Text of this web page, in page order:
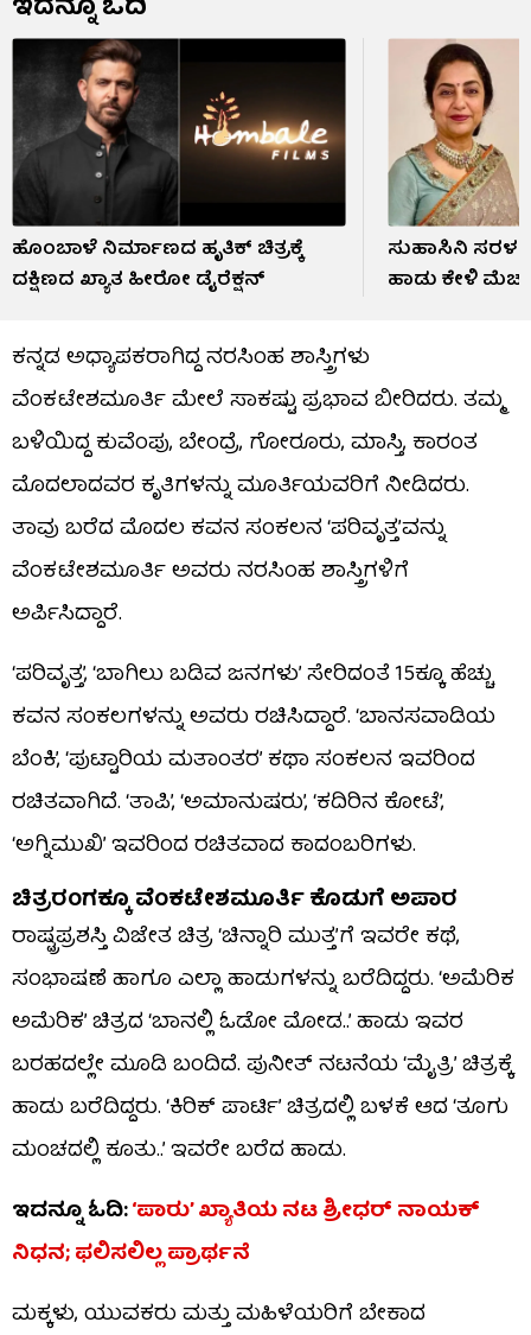
ಹೊಂಬಾಳೆ ನಿರ್ಮಾಣದ ಹೃತಿಕ್ ಚಿತ್ರಕ್ಕೆ
ದಕ್ಷಿಣದ ಖ್ಯಾತ ಹೀರೋ ಡೈರೆಕ್ಷನ್
ಸುಹಾಸಿನಿ
ಹಾಡು ಕೇಳಿ
ಕನ್ನಡ ಅಧ್ಯಾಪಕರಾಗಿದ್ದ ನರಸಿಂಹ ಶಾಸ್ತ್ರಿಗಳು
ವೆಂಕಟೇಶಮೂರ್ತಿ ಮೇಲೆ ಸಾಕಷ್ಟು ಪ್ರಭಾವ ಬೀರಿದರು. ತಮ್ಮ
ಬಳಿಯಿದ್ದ ಕುವೆಂಪು, ಬೇಂದ್ರೆ, ಗೋರೂರು, ಮಾಸ್ತಿ, ಕಾರಂತ
ಮೊದಲಾದವರ ಕೃತಿಗಳನ್ನು ಮೂರ್ತಿಯವರಿಗೆ ನೀಡಿದರು.
ತಾವು ಬರೆದ ಮೊದಲ ಕವನ ಸಂಕಲನ ‘ಪರಿವೃತ್ತ’ವನ್ನು
ವೆಂಕಟೇಶಮೂರ್ತಿ ಅವರು ನರಸಿಂಹ ಶಾಸ್ತ್ರಿಗಳಿಗೆ
ಅರ್ಪಿಸಿದ್ದಾರೆ.
‘ಪರಿವೃತ್ತ’, ‘ಬಾಗಿಲು ಬಡಿವ ಜನಗಳು’ ಸೇರಿದಂತೆ 15ಕ್ಕೂ ಹೆಚ್ಚು
ಕವನ ಸಂಕಲಗಳನ್ನು ಅವರು ರಚಿಸಿದ್ದಾರೆ. ‘ಬಾನಸವಾಡಿಯ
ಬೆಂಕಿ’, ‘ಪುಟ್ಟಾರಿಯ ಮತಾಂತರ’ ಕಥಾ ಸಂಕಲನ ಇವರಿಂದ
ರಚಿತವಾಗಿದೆ. ‘ತಾಪಿ’, ‘ಅಮಾನುಷರು’, ‘ಕದಿರಿನ ಕೋಟೆ’,
‘ಅಗ್ನಿಮುಖಿ’ ಇವರಿಂದ ರಚಿತವಾದ ಕಾದಂಬರಿಗಳು.
ಚಿತ್ರರಂಗಕ್ಕೂ ವೆಂಕಟೇಶಮೂರ್ತಿ ಕೊಡುಗೆ ಅಪಾರ
ರಾಷ್ಟ್ರಪ್ರಶಸ್ತಿ ವಿಜೇತ ಚಿತ್ರ ‘ಚಿನ್ನಾರಿ ಮುತ್ತ’ಗೆ ಇವರೇ ಕಥೆ,
ಸಂಭಾಷಣೆ ಹಾಗೂ ಎಲ್ಲಾ ಹಾಡುಗಳನ್ನು ಬರೆದಿದ್ದರು. ‘ಅಮೆರಿಕ
ಅಮೆರಿಕ’ ಚಿತ್ರದ ‘ಬಾನಲ್ಲಿ ಓಡೋ ಮೋಡ..’ ಹಾಡು ಇವರ
ಬರಹದಲ್ಲೇ ಮೂಡಿ ಬಂದಿದೆ. ಪುನೀತ್ ನಟನೆಯ ‘ಮೈತ್ರಿ’ ಚಿತ್ರಕ್ಕೆ
ಹಾಡು ಬರೆದಿದ್ದರು. ‘ಕಿರಿಕ್ ಪಾರ್ಟಿ’ ಚಿತ್ರದಲ್ಲಿ ಬಳಕೆ ಆದ ‘ತೂಗು
ಮಂಚದಲ್ಲಿ ಕೂತು..’ ಇವರೇ ಬರೆದ ಹಾಡು.
ಇದನ್ನೂ ಓದಿ:‘ಪಾರು’ ಖ್ಯಾತಿಯ ನಟ ಶ್ರೀಧರ್ ನಾಯಕ್
ನಿಧನ; ಫಲಿಸಲಿಲ್ಲ ಪ್ರಾರ್ಥನೆ
ಮಕ್ಕಳು, ಯುವಕರು ಮತ್ತು ಮಹಿಳೆಯರಿಗೆ ಬೇಕಾದ